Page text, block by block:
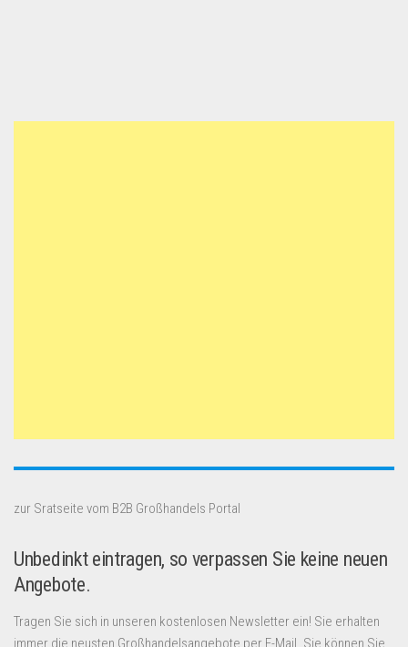
zur Sratseite vom B2B Großhandels Portal
Unbedinkt eintragen, so verpassen Sie keine neuen
Angebote.
Tragen Sie sich in unseren kostenlosen Newsletter ein! Sie erhalten
immer die neusten Großhandelsangebote per E-Mail. Sie können Sie